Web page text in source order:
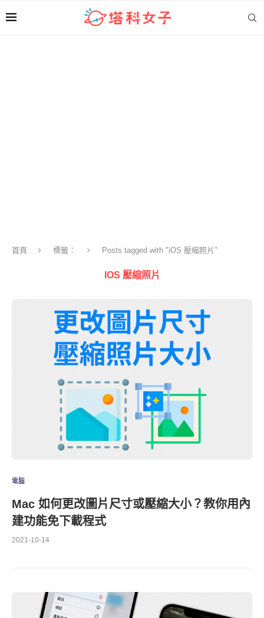
首頁 標籤： Posts tagged with "iOS 壓縮照片"
IOS 壓縮照片
電腦
Mac 如何更改圖片尺寸或壓縮大小？教你用內
建功能免下載程式
2021-10-14